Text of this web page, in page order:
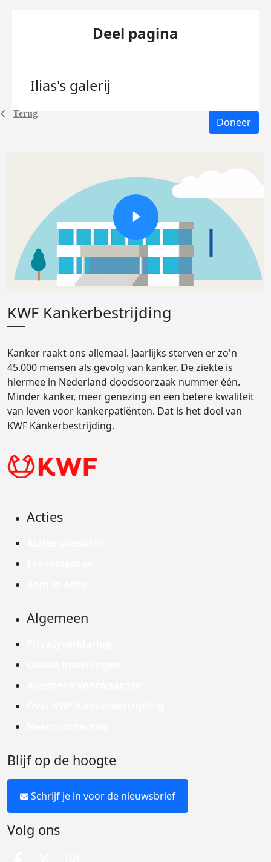
Terug
Deel pagina
Ilias's galerij
Doneer
KWF Kankerbestrijding
Kanker raakt ons allemaal. Jaarlijks sterven er zo'n
45.000 mensen als gevolg van kanker. De ziekte is
hiermee in Nederland doodsoorzaak nummer één.
Minder kanker, meer genezing en een betere kwaliteit
van leven voor kankerpatiënten. Dat is het doel van
KWF Kankerbestrijding.
Acties
Algemeen
Blijf op de hoogte
Schrijf je in voor de nieuwsbrief
Volg ons